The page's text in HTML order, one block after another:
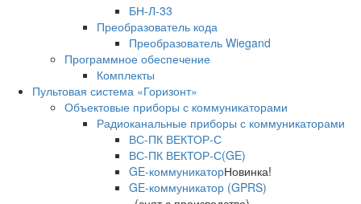
БН-Л-33
Преобразователь кода
Преобразователь Wiegand
Программное обеспечение
Комплекты
Пультовая система «Горизонт»
Объектовые приборы с коммуникаторами
Радиоканальные приборы с коммуникаторами
ВС-ПК ВЕКТОР-С
ВС-ПК ВЕКТОР-С(GE)
GE-коммуникаторНовинка!
GE-коммуникатор (GPRS)